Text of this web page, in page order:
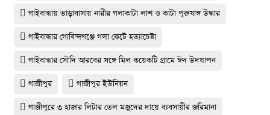
গাইবান্ধায় ভাড়াবাসায় নারীর গলাকাটা লাশ ও কাটা পুরুষাঙ্গ উদ্ধার
গাইবান্ধার গোবিন্দগঞ্জে গলা কেটে হত্যাচেষ্টা
গাইবান্ধার সৌদি আরবের সঙ্গে মিল কয়েকটি গ্রামে ঈদ উদযাপন
গাজীপুর গাজীপুর ইউনিয়ন
গাজীপুরে ৩ হাজার লিটার তেল মজুদের দায়ে ব্যবসায়ীর জরিমানা